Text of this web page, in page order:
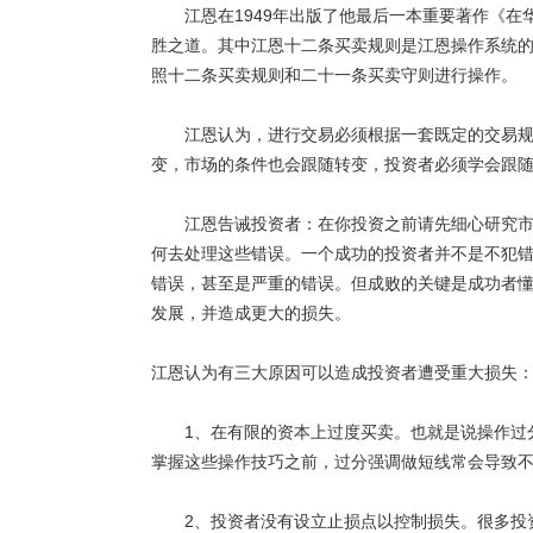
江恩在1949年出版了他最后一本重要著作《在
胜之道。其中江恩十二条买卖规则是江恩操作系统
照十二条买卖规则和二十一条买卖守则进行操作。
江恩认为，进行交易必须根据一套既定的交易规
变，市场的条件也会跟随转变，投资者必须学会跟
江恩告诫投资者：在你投资之前请先细心研究市
何去处理这些错误。一个成功的投资者并不是不犯
错误，甚至是严重的错误。但成败的关键是成功者
发展，并造成更大的损失。
江恩认为有三大原因可以造成投资者遭受重大损失：
1、在有限的资本上过度买卖。也就是说操作过
掌握这些操作技巧之前，过分强调做短线常会导致
2、投资者没有设立止损点以控制损失。很多投